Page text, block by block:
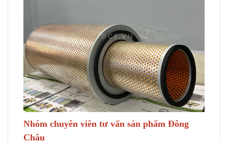
Nhóm chuyên viên tư vấn sản phẩm Đông
Châu